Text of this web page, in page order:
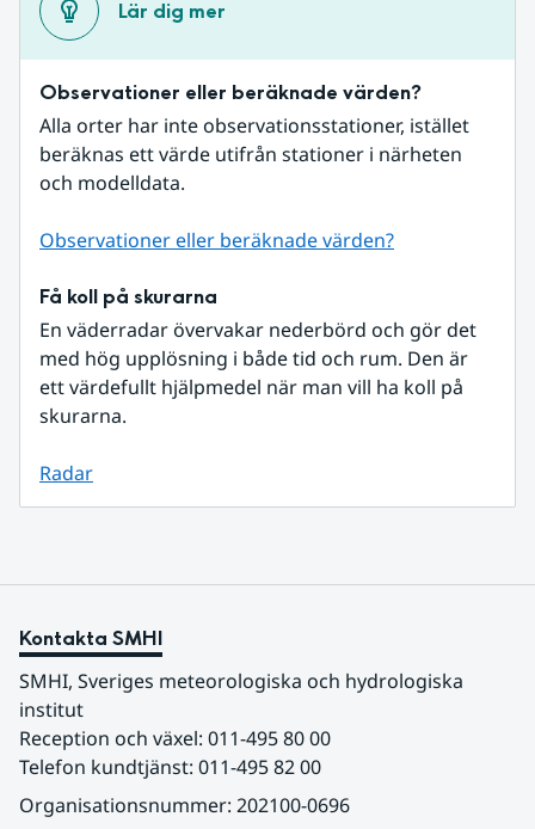
Lär dig mer
Observationer eller beräknade värden?
Alla orter har inte observationsstationer, istället
beräknas ett värde utifrån stationer i närheten
och modelldata.
Observationer eller beräknade värden?
Få koll på skurarna
En väderradar övervakar nederbörd och gör det
med hög upplösning i både tid och rum. Den är
ett värdefullt hjälpmedel när man vill ha koll på
skurarna.
Radar
Kontakta SMHI
SMHI, Sveriges meteorologiska och hydrologiska
institut
Reception och växel: 011-495 80 00
Telefon kundtjänst: 011-495 82 00
Organisationsnummer: 202100-0696